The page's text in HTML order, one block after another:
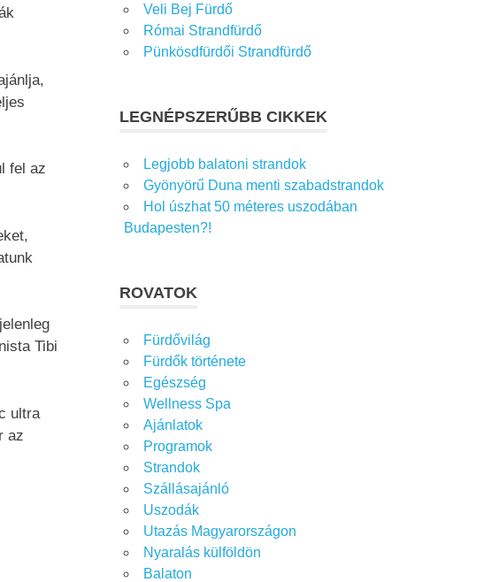
fel az
Tibi
ultra
az
Veli Bej Fürdő
Római Strandfürdő
Pünkösdfürdői Strandfürdő
LEGNÉPSZERŰBB CIKKEK
Legjobb balatoni strandok
Gyönyörű Duna menti szabadstrandok
Hol úszhat 50 méteres uszodában
Budapesten?!
ROVATOK
Fürdővilág
Fürdők története
Egészség
Wellness Spa
Ajánlatok
Programok
Strandok
Szállásajánló
Uszodák
Utazás Magyarországon
Nyaralás külföldön
Balaton